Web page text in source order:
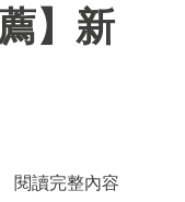
】新
閱讀完整內容